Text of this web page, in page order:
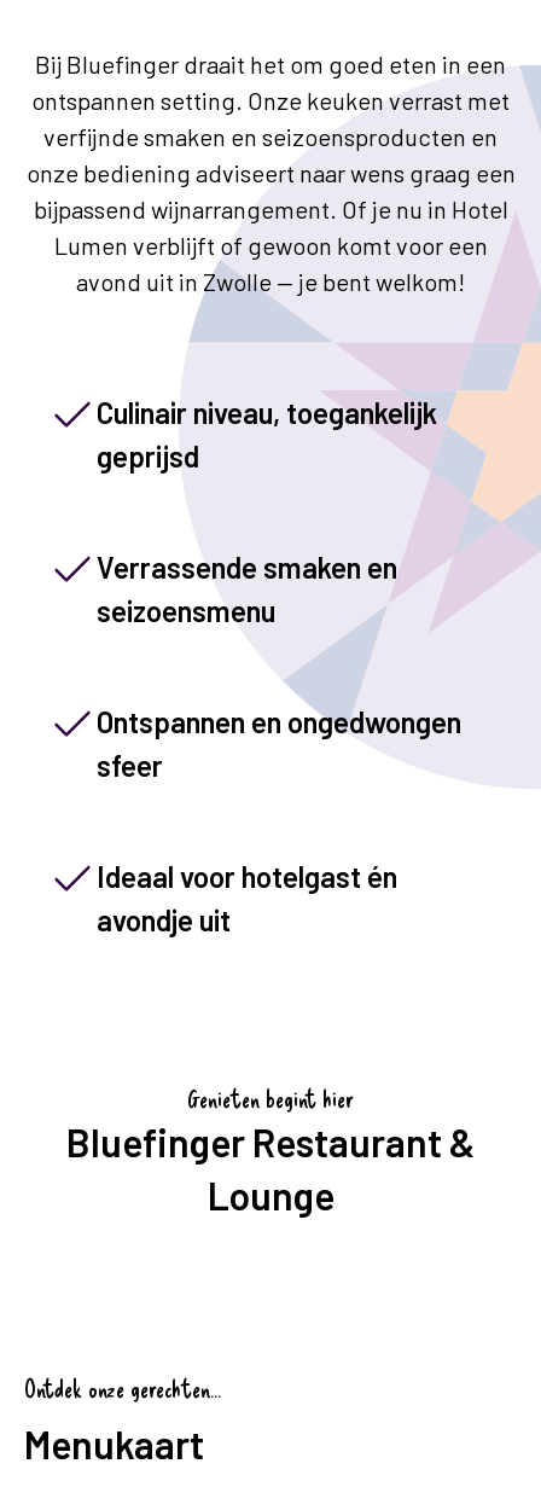
Bij Bluefinger draait het om goed eten in een
ontspannen setting. Onze keuken verrast met
verfijnde smaken en seizoensproducten en
onze bediening adviseert naar wens graag een
bijpassend wijnarrangement. Of je nu in Hotel
Lumen verblijft of gewoon komt voor een
avond uit in Zwolle — je bent welkom!
Culinair niveau, toegankelijk
geprijsd
Verrassende smaken en
seizoensmenu
Ontspannen en ongedwongen
sfeer
Ideaal voor hotelgast én
avondje uit
Genieten begint hier
Bluefinger Restaurant &
Lounge
Ontdek onze gerechten...
Menukaart